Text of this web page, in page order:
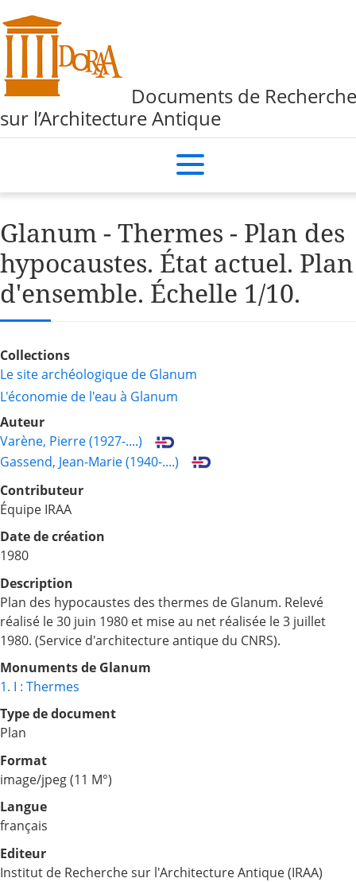
Documents de Recherche
sur l’Architecture Antique
Glanum - Thermes - Plan des
hypocaustes. État actuel. Plan
d'ensemble. Échelle 1/10.
Collections
Le site archéologique de Glanum
L'économie de l'eau à Glanum
Auteur
Varène, Pierre (1927-....)
Gassend, Jean-Marie (1940-....)
Contributeur
Équipe IRAA
Date de création
1980
Description
Plan des hypocaustes des thermes de Glanum. Relevé
réalisé le 30 juin 1980 et mise au net réalisée le 3 juillet
1980. (Service d'architecture antique du CNRS).
Monuments de Glanum
1. I : Thermes
Type de document
Plan
Format
image/jpeg (11 M°)
Langue
français
Editeur
Institut de Recherche sur l'Architecture Antique (IRAA)